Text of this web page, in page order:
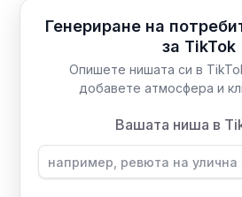
Генериране на
за TikTok
Опишете нишата си в
добавете атмосфера и
Вашата ниша в